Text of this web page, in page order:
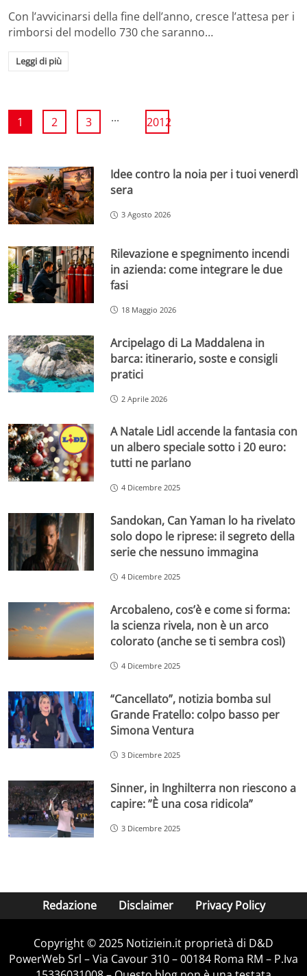
Con l’avvicinarsi della fine dell’anno, cresce l’attesa per i
rimborsi del modello 730 che saranno…
Leggi di più
1 2 3 ... 2012
Idee contro la noia per i tuoi venerdì
sera
3 Agosto 2026
Rilevazione e spegnimento incendi
in azienda: come integrare le due
fasi
18 Maggio 2026
Arcipelago di La Maddalena in
barca: itinerario, soste e consigli
pratici
2 Aprile 2026
A Natale Lidl accende la fantasia con
un albero speciale sotto i 20 euro:
tutti ne parlano
4 Dicembre 2025
Sandokan, Can Yaman lo ha rivelato
solo dopo le riprese: il segreto della
serie che nessuno immagina
4 Dicembre 2025
Arcobaleno, cos’è e come si forma:
la scienza rivela, non è un arco
colorato (anche se ti sembra così)
4 Dicembre 2025
“Cancellato”, notizia bomba sul
Grande Fratello: colpo basso per
Simona Ventura
3 Dicembre 2025
Sinner, in Inghilterra non riescono a
capire: ”È una cosa ridicola”
3 Dicembre 2025
Redazione Disclaimer Privacy Policy
Copyright © 2025 Notiziein.it proprietà di D&D
PowerWeb Srl – Via Cavour 310 – 00184 Roma RM – P.Iva